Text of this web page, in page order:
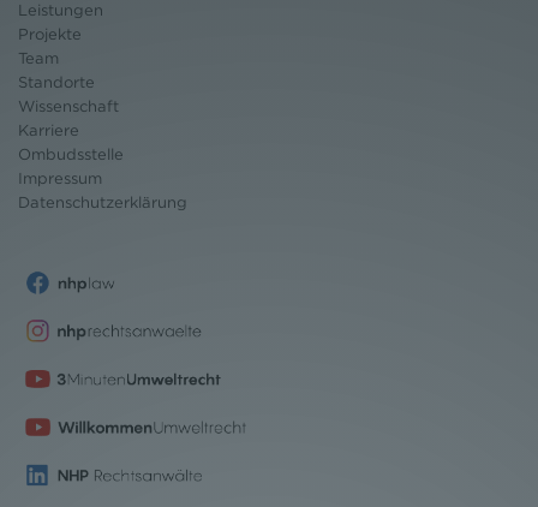
Leistungen
Projekte
Team
Standorte
Wissenschaft
Karriere
Ombudsstelle
Impressum
Datenschutzerklärung